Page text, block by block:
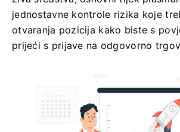
jednostavne kontrole rizika koje
otvaranja pozicija kako biste s
prijeći s prijave na odgovorno